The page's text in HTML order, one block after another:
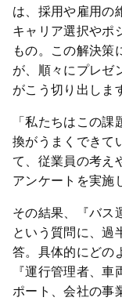
は、採用や雇用の
キャリア選択やポ
もの。この解決策
が、順々にプレゼ
がこう切り出しま
「私たちはこの
換がうまくできて
て、従業員の考え
アンケートを実施
その結果、『バス
という質問に、過
答。具体的にどの
『運行管理者、
ポート、会社の事